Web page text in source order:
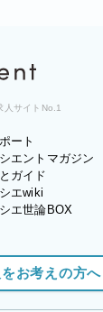
人サイトNo.1
ート
エントマガジン
ガイド
エwiki
エ世論BOX
をお考えの方へ